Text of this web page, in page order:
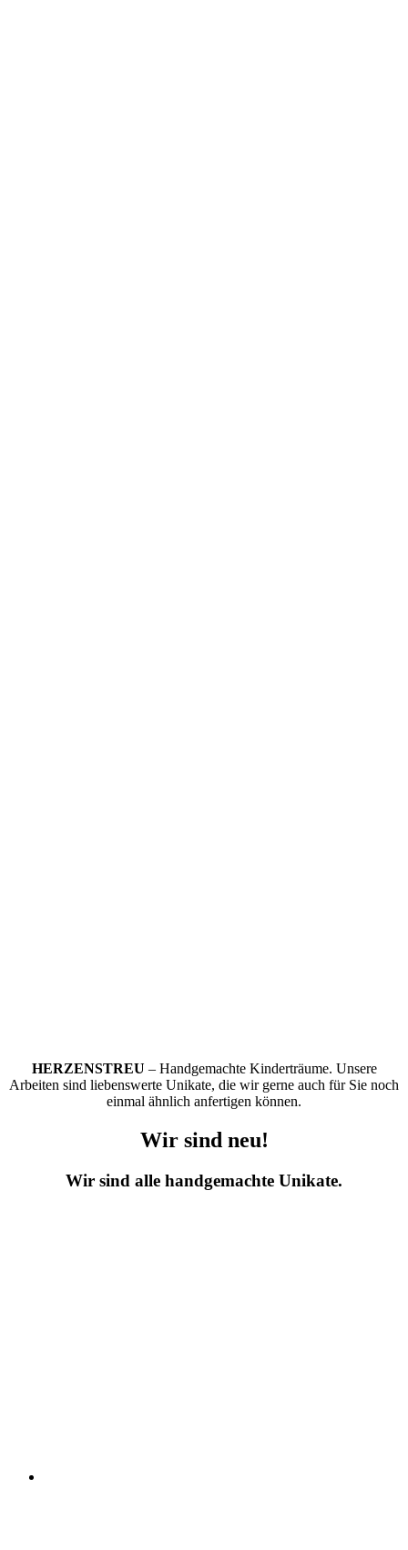
HERZENSTREU – Handgemachte Kinderträume. Unsere
Arbeiten sind liebenswerte Unikate, die wir gerne auch für Sie noch
einmal ähnlich anfertigen können.
Wir sind neu!
Wir sind alle handgemachte Unikate.